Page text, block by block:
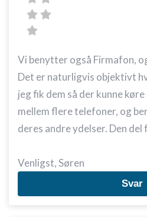
Vi benytter også Firmafon,
Det er naturligvis objektivt
jeg fik dem så der kunne
mellem flere telefoner, og
deres andre ydelser. Den
Venligst, Søren
Svar